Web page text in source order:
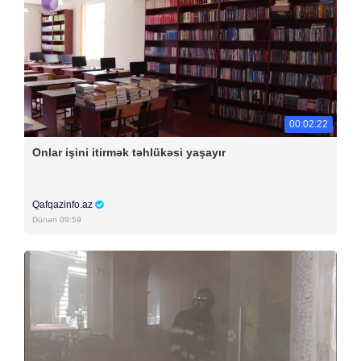
00:02:22
Onlar işini itirmək təhlükəsi yaşayır
Qafqazinfo.az
Dünən 09:59